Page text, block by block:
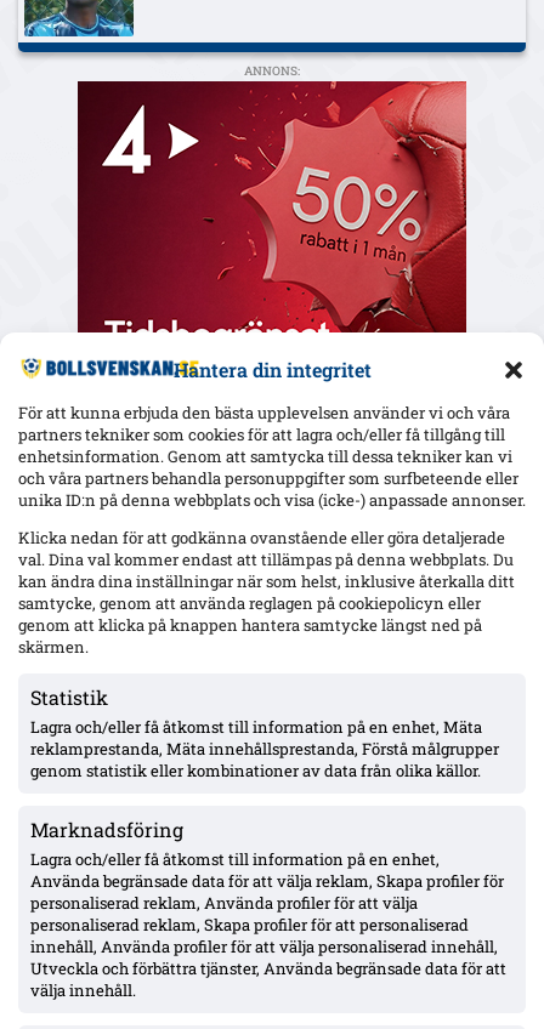
Hantera din integritet
För att kunna erbjuda den bästa upplevelsen använder vi och våra
partners tekniker som cookies för att lagra och/eller få tillgång till
enhetsinformation. Genom att samtycka till dessa tekniker kan vi
och våra partners behandla personuppgifter som surfbeteende eller
unika ID:n på denna webbplats och visa (icke-) anpassade annonser.
Klicka nedan för att godkänna ovanstående eller göra detaljerade
val. Dina val kommer endast att tillämpas på denna webbplats. Du
kan ändra dina inställningar när som helst, inklusive återkalla ditt
samtycke, genom att använda reglagen på cookiepolicyn eller
genom att klicka på knappen hantera samtycke längst ned på
skärmen.
Statistik
Lagra och/eller få åtkomst till information på en enhet, Mäta
reklamprestanda, Mäta innehållsprestanda, Förstå målgrupper
genom statistik eller kombinationer av data från olika källor.
Marknadsföring
Lagra och/eller få åtkomst till information på en enhet,
Använda begränsade data för att välja reklam, Skapa profiler för
personaliserad reklam, Använda profiler för att välja
personaliserad reklam, Skapa profiler för att personaliserad
innehåll, Använda profiler för att välja personaliserad innehåll,
Utveckla och förbättra tjänster, Använda begränsade data för att
välja innehåll.
ANNONS:
Senaste
bortdömt och Rydström hyllas inför returen
Isak Dahlqvist hattrick – Tromsø 5–0 borta mot CFR Cluj i
Officiellt: Djurgården värvar Sander Finjord Ringberg – 15
assist på 13 matcher i Hönefoss, kontrakt till juni 2031
Officiellt: Stefano Vecchia lämnar Malmö FF – två SM-guld och
ett cupguld i bagaget
IFK Göteborg 0–1 mot Gent: Goores firande utlöste bråk – VAR-
ilska och heta scener inför returen